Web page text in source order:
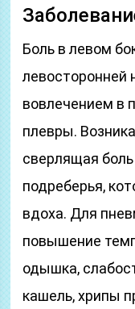
Боль в левом
левосторонней
вовлечением в
плевры.
сверлящая
подреберья,
вдоха. Для
повышение
одышка,
кашель, хрипы